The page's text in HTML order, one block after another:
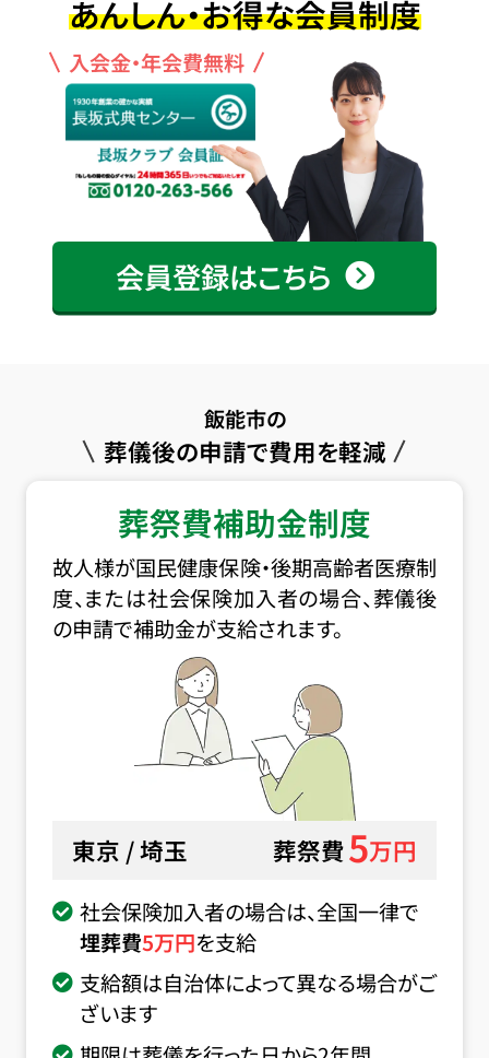
あんしん・お得な会員制度
入会金・年会費無料
会員登録はこちら
飯能市の
葬儀後の申請で費用を軽減
葬祭費補助金制度
故人様が国民健康保険・後期高齢者医療制
度、または社会保険加入者の場合、葬儀後
の申請で補助金が支給されます。
東京 / 埼玉 葬祭費5万円
社会保険加入者の場合は、全国一律で
埋葬費5万円を支給
支給額は自治体によって異なる場合がご
ざいます